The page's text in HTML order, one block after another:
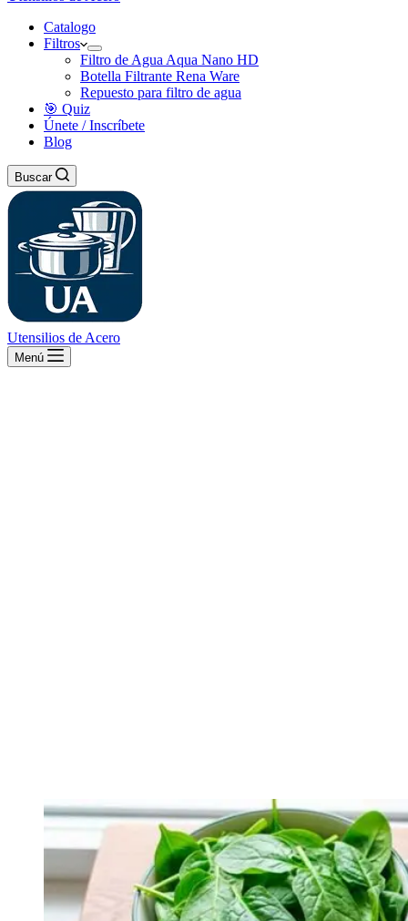
Catalogo
Filtros
Filtro de Agua Aqua Nano HD
Botella Filtrante Rena Ware
Repuesto para filtro de agua
🎯 Quiz
Únete / Inscríbete
Blog
Buscar
Utensilios de Acero
Menú